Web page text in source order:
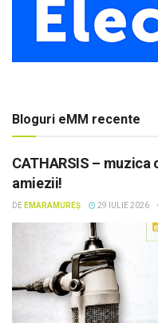
Bloguri eMM recente
CATHARSIS –
amiezii!
DE EMARAMUREȘ 29 IULIE 2026